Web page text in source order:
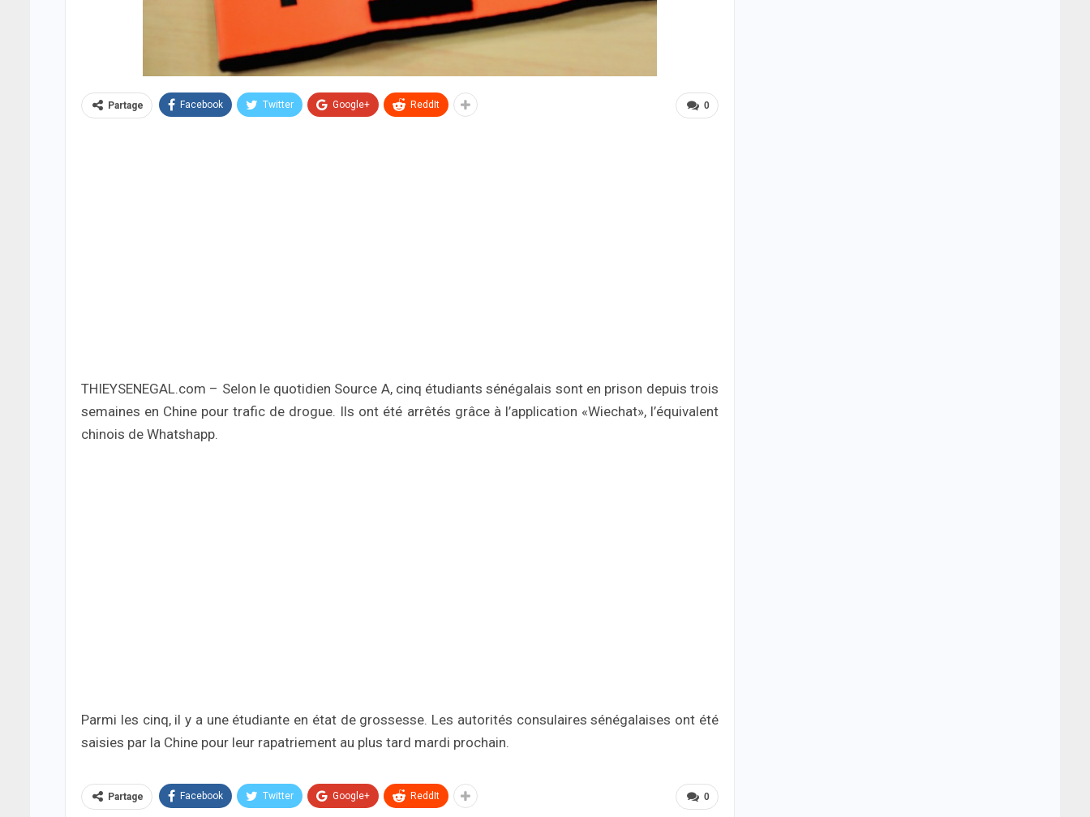
0
Partage Facebook Twitter Google+ ReddIt
THIEYSENEGAL.com – Selon le quotidien Source A, cinq étudiants sénégalais sont en prison depuis trois
semaines en Chine pour trafic de drogue. Ils ont été arrêtés grâce à l’application «Wiechat», l’équivalent
chinois de Whatshapp.
Parmi les cinq, il y a une étudiante en état de grossesse. Les autorités consulaires sénégalaises ont été
saisies par la Chine pour leur rapatriement au plus tard mardi prochain.
0
Partage Facebook Twitter Google+ ReddIt